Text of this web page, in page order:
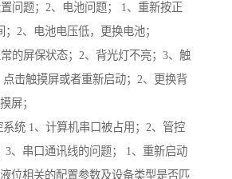
问题；2、电池问题； 1、重新按正
2、电池电压低，更换电池；
的屏保状态；2、背光灯不亮；3、触
击触摸屏或者重新启动；2、更换背
屏；
统 1、计算机串口被占用；2、管控
3、串口通讯线的问题； 1、重新启动
位相关的配置参数及设备类型是否匹